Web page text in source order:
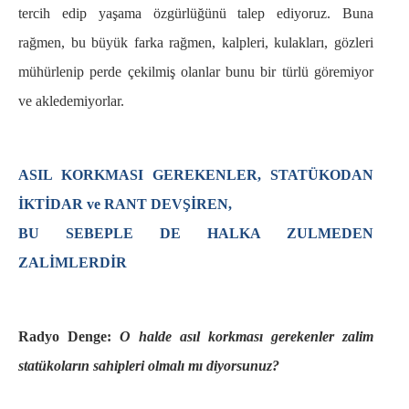
tercih edip yaşama özgürlüğünü talep ediyoruz. Buna
rağmen, bu büyük farka rağmen, kalpleri, kulakları, gözleri
mühürlenip perde çekilmiş olanlar bunu bir türlü göremiyor
ve akledemiyorlar.
ASIL KORKMASI GEREKENLER, STATÜKODAN
İKTİDAR ve RANT DEVŞİREN,
BU SEBEPLE DE HALKA ZULMEDEN
ZALİMLERDİR
Radyo Denge:O halde asıl korkması gerekenler zalim
statükoların sahipleri olmalı mı diyorsunuz?